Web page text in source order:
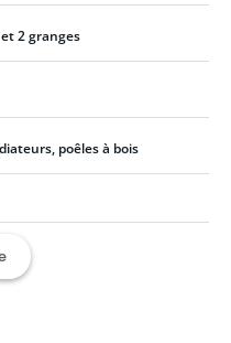
2 granges
poêles à bois